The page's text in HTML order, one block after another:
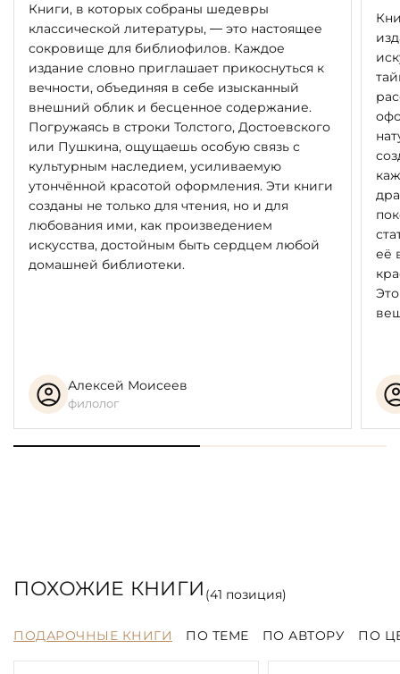
Книги, в которых собраны шедевры
классической литературы, — это настоящее
сокровище для библиофилов. Каждое
издание словно приглашает прикоснуться к
вечности, объединяя в себе изысканный
внешний облик и бесценное содержание.
Погружаясь в строки Толстого, Достоевского
или Пушкина, ощущаешь особую связь с
культурным наследием, усиливаемую
утончённой красотой оформления. Эти книги
созданы не только для чтения, но и для
любования ими, как произведением
искусства, достойным быть сердцем любой
домашней библиотеки.
Алексей Моисеев
филолог
её
ПОХОЖИЕ КНИГИ (41 позиция)
ПОДАРОЧНЫЕ КНИГИ ПО ТЕМЕ ПО АВТОРУ ПО